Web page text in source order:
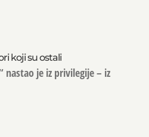
koji su ostali
nastao je iz privilegije – iz